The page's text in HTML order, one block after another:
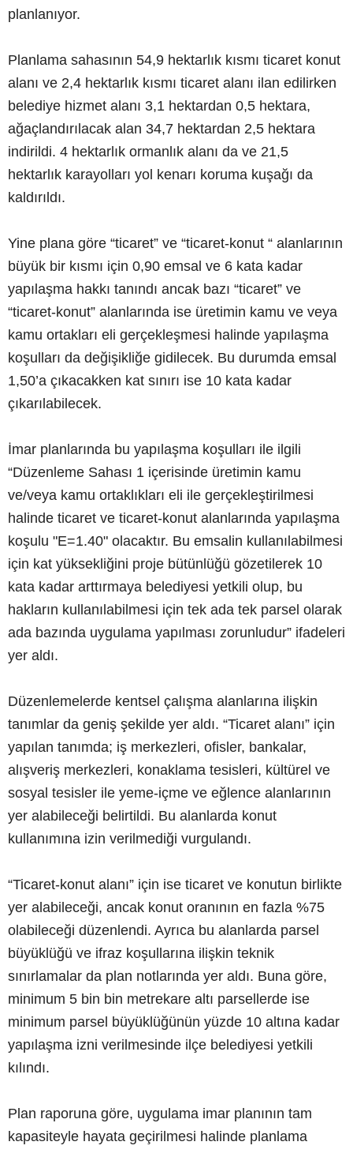
planlanıyor.
Planlama sahasının 54,9 hektarlık kısmı ticaret konut
alanı ve 2,4 hektarlık kısmı ticaret alanı ilan edilirken
belediye hizmet alanı 3,1 hektardan 0,5 hektara,
ağaçlandırılacak alan 34,7 hektardan 2,5 hektara
indirildi. 4 hektarlık ormanlık alanı da ve 21,5
hektarlık karayolları yol kenarı koruma kuşağı da
kaldırıldı.
Yine plana göre “ticaret” ve “ticaret-konut “ alanlarının
büyük bir kısmı için 0,90 emsal ve 6 kata kadar
yapılaşma hakkı tanındı ancak bazı “ticaret” ve
“ticaret-konut” alanlarında ise üretimin kamu ve veya
kamu ortakları eli gerçekleşmesi halinde yapılaşma
koşulları da değişikliğe gidilecek. Bu durumda emsal
1,50’a çıkacakken kat sınırı ise 10 kata kadar
çıkarılabilecek.
İmar planlarında bu yapılaşma koşulları ile ilgili
“Düzenleme Sahası 1 içerisinde üretimin kamu
ve/veya kamu ortaklıkları eli ile gerçekleştirilmesi
halinde ticaret ve ticaret-konut alanlarında yapılaşma
koşulu "E=1.40" olacaktır. Bu emsalin kullanılabilmesi
için kat yüksekliğini proje bütünlüğü gözetilerek 10
kata kadar arttırmaya belediyesi yetkili olup, bu
hakların kullanılabilmesi için tek ada tek parsel olarak
ada bazında uygulama yapılması zorunludur” ifadeleri
yer aldı.
Düzenlemelerde kentsel çalışma alanlarına ilişkin
tanımlar da geniş şekilde yer aldı. “Ticaret alanı” için
yapılan tanımda; iş merkezleri, ofisler, bankalar,
alışveriş merkezleri, konaklama tesisleri, kültürel ve
sosyal tesisler ile yeme-içme ve eğlence alanlarının
yer alabileceği belirtildi. Bu alanlarda konut
kullanımına izin verilmediği vurgulandı.
“Ticaret-konut alanı” için ise ticaret ve konutun birlikte
yer alabileceği, ancak konut oranının en fazla %75
olabileceği düzenlendi. Ayrıca bu alanlarda parsel
büyüklüğü ve ifraz koşullarına ilişkin teknik
sınırlamalar da plan notlarında yer aldı. Buna göre,
minimum 5 bin bin metrekare altı parsellerde ise
minimum parsel büyüklüğünün yüzde 10 altına kadar
yapılaşma izni verilmesinde ilçe belediyesi yetkili
kılındı.
Plan raporuna göre, uygulama imar planının tam
kapasiteyle hayata geçirilmesi halinde planlama